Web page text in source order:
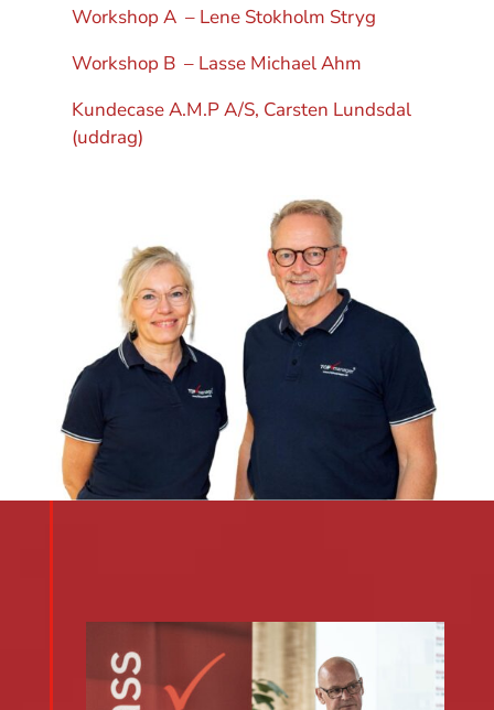
Workshop A – Lene Stokholm Stryg
Workshop B – Lasse Michael Ahm
Kundecase A.M.P A/S, Carsten Lundsdal
(uddrag)